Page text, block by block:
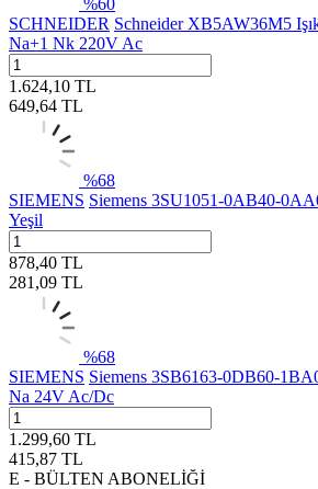
SCHNEIDER Schneider XB5AW36M5
Na+1 Nk 220V Ac
1.624,10 TL
649,64 TL
%68
SIEMENS Siemens 3SU1051-0AB40-
Yeşil
878,40 TL
281,09 TL
%68
SIEMENS Siemens 3SB6163-0DB60-
Na 24V Ac/Dc
1.299,60 TL
415,87 TL
E - BÜLTEN ABONELİĞİ